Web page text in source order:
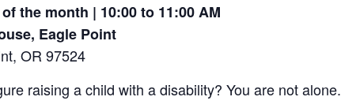
the month | 10:00 to 11:00 AM
Eagle Point
OR 97524
raising a child with a disability? You are not alone.